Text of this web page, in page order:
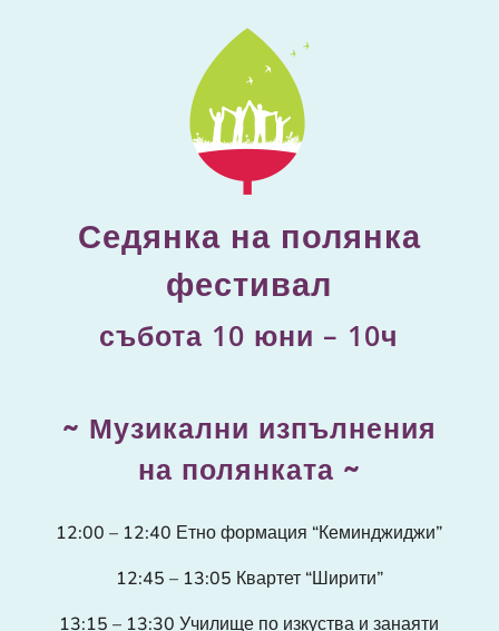
Седянка на полянка
фестивал
събота 10 юни – 10ч
~ Музикални изпълнения
на полянката ~
12:00 – 12:40 Етно формация “Кеминджиджи”
12:45 – 13:05 Квартет “Ширити”
13:15 – 13:30 Училище по изкуства и занаяти